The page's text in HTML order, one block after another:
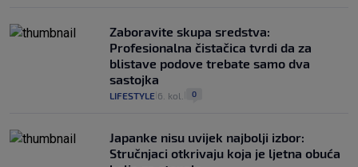
Zaboravite skupa sredstva:
Profesionalna čistačica tvrdi da za
blistave podove trebate samo dva
sastojka
LIFESTYLE 6. kol. 0
Japanke nisu uvijek najbolji izbor:
Stručnjaci otkrivaju koja je ljetna obuća